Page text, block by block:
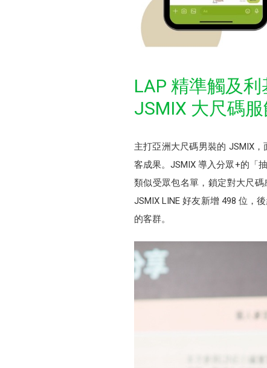
LAP 精準觸及利
JSMIX 大尺碼
主打亞洲大尺碼男裝的 JSMIX
客成果。JSMIX 導入分眾+的「
類似受眾包名單，鎖定對大尺
JSMIX LINE 好友新增 498 位，
的客群。